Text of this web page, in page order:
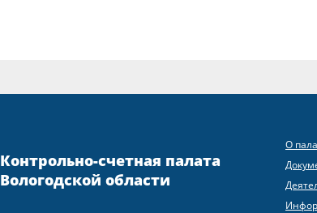
Контрольно-счетная палата
Вологодской области
О